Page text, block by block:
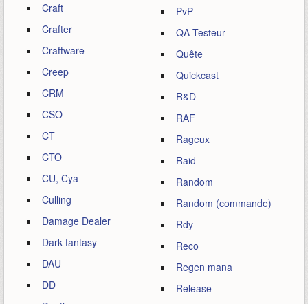
Craft
Crafter
Craftware
Creep
CRM
CSO
CT
CTO
CU, Cya
Culling
Damage Dealer
Dark fantasy
DAU
DD
PvP
QA Testeur
Quête
Quickcast
R&D
RAF
Rageux
Raid
Random
Random (commande)
Rdy
Reco
Regen mana
Release